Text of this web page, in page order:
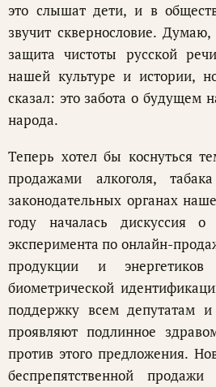
это слышат дети, и в
звучит сквернословие. Думаю,
защита чистоты русской
нашей культуре и истории,
сказал: это забота о будущем
народа.
Теперь хотел бы коснуться
продажами алкоголя,
законодательных органах
году началась дискуссия о
эксперимента по онлайн-
продукции и энергетиков
биометрической
поддержку всем депутатам
проявляют подлинное
против этого предложения.
беспрепятственной